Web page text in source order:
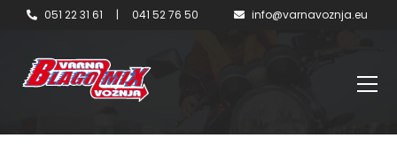
051 22 31 61 | 041 52 76 50 info@varnavoznja.eu